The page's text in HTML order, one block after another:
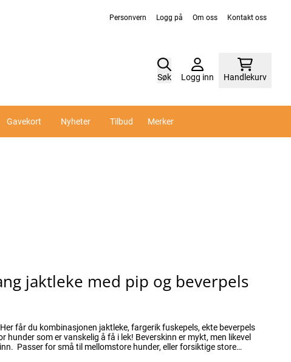
Personvern Logg på Om oss Kontakt oss
Søk Logg inn Handlekurv
Gavekort Nyheter Tilbud Merker
jaktleke med pip og beverpels
får du kombinasjonen jaktleke, fargerik fuskepels, ekte beverpels
hunder som er vanskelig å få i lek! Beverskinn er mykt, men likevel
store